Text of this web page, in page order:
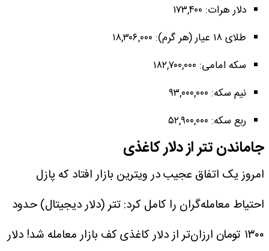
دلار هرات: ۱۷۳,۴۰۰
طلای ۱۸ عیار (هر گرم): ۱۸,۳۰۶,۰۰۰
سکه امامی: ۱۸۲,۷۰۰,۰۰۰
نیم سکه: ۹۳,۰۰۰,۰۰۰
ربع سکه: ۵۲,۹۰۰,۰۰۰
جاماندن تتر از دلار کاغذی
امروز یک اتفاق عجیب در ویترین بازار افتاد که پازل
احتیاط معامله‌گران را کامل کرد: تتر (دلار دیجیتال) حدود
۱۳۰۰ تومان ارزان‌تر از دلار کاغذی کف بازار معامله شد! دلار